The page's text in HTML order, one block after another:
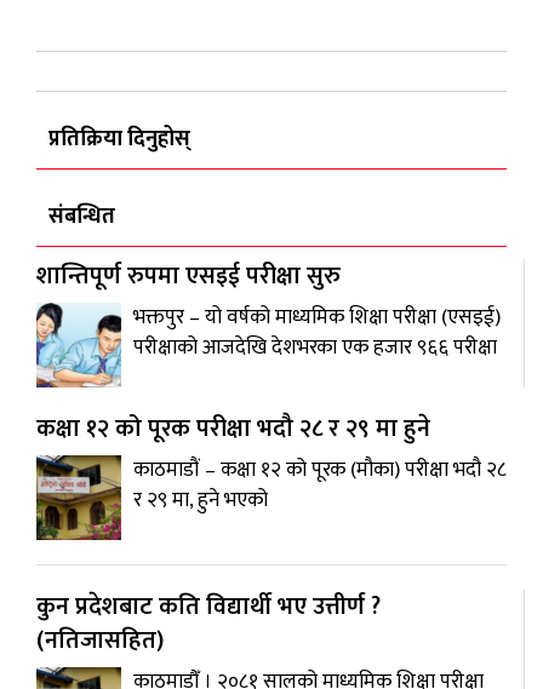
प्रतिक्रिया दिनुहोस्
संबन्धित
शान्तिपूर्ण रुपमा एसइई परीक्षा सुरु
भक्तपुर – यो वर्षको माध्यमिक शिक्षा परीक्षा (एसइई)
परीक्षाको आजदेखि देशभरका एक हजार ९६६ परीक्षा
कक्षा १२ को पूरक परीक्षा भदौ २८ र २९ मा हुने
काठमाडौं – कक्षा १२ को पूरक (मौका) परीक्षा भदौ २८
र २९ मा, हुने भएको
कुन प्रदेशबाट कति विद्यार्थी भए उत्तीर्ण ?
(नतिजासहित)
काठमाडौँ । २०८१ सालको माध्यमिक शिक्षा परीक्षा